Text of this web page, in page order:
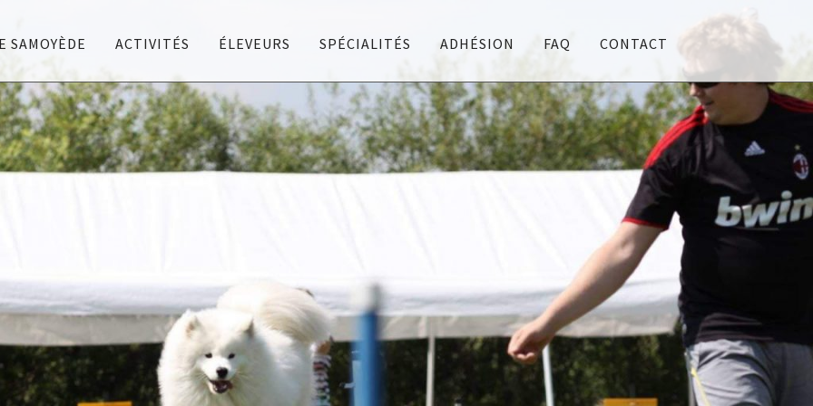
bonnes pratiques d'élevage.
SAMOYÈDE ACTIVITÉS ÉLEVEURS SPÉCIALITÉS ADHÉSION FAQ CONTACT